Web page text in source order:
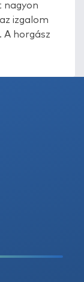
nagyon
izgalom
horgász